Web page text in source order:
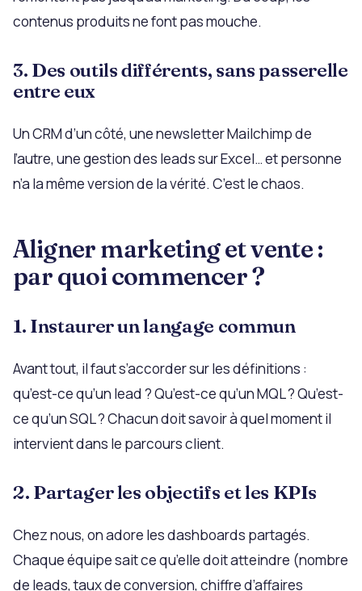
contenus produits ne font pas mouche.
3. Des outils différents, sans passerelle
entre eux
Un CRM d’un côté, une newsletter Mailchimp de
l’autre, une gestion des leads sur Excel… et personne
n’a la même version de la vérité. C’est le chaos.
Aligner marketing et vente :
par quoi commencer ?
1. Instaurer un langage commun
Avant tout, il faut s’accorder sur les définitions :
qu’est-ce qu’un lead ? Qu’est-ce qu’un MQL ? Qu’est-
ce qu’un SQL ? Chacun doit savoir à quel moment il
intervient dans le parcours client.
2. Partager les objectifs et les KPIs
Chez nous, on adore les dashboards partagés.
Chaque équipe sait ce qu’elle doit atteindre (nombre
de leads, taux de conversion, chiffre d’affaires